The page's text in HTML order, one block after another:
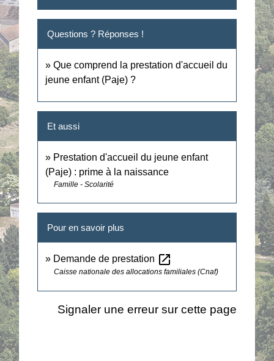
Questions ? Réponses !
Que comprend la prestation d'accueil du
jeune enfant (Paje) ?
Et aussi
Prestation d'accueil du jeune enfant
(Paje) : prime à la naissance
Famille - Scolarité
Pour en savoir plus
Demande de prestation open_in_new
Caisse nationale des allocations familiales (Cnaf)
Signaler une erreur sur cette page